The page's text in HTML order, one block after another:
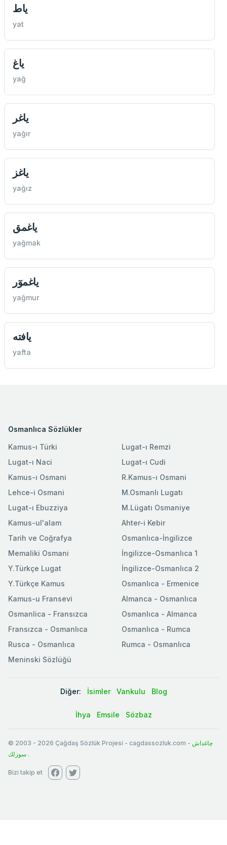
ياط
yat
ياغ
yağ
ياغر
yağır
ياغز
yağız
ياغمق
yağmak
ياغموٓر
yağmur
يافته
yafta
Osmanlıca Sözlükler
Kamus-ı Türki
Lugat-ı Naci
Kamus-ı Osmani
Lehce-i Osmani
Lugat-ı Ebuzziya
Lugat-ı Remzi
Lugat-ı Cudi
R.Kamus-ı Osmani
M.Osmanlı Lugatı
M.Lügatı Osmaniye
Kamus-ul'alam
Tarih ve Coğrafya
Memaliki Osmani
Y.Türkçe Lugat
Y.Türkçe Kamus
Ahter-i Kebir
Osmanlıca-İngilizce
İngilizce-Osmanlıca 1
İngilizce-Osmanlıca 2
Osmanlıca - Ermenice
Kamus-u Fransevi
Osmanlica - Fransızca
Fransızca - Osmanlıca
Rusca - Osmanlıca
Meninski Sözlüğü
Almanca - Osmanlıca
Osmanlıca - Almanca
Osmanlıca - Rumca
Rumca - Osmanlıca
Diğer: İsimler Vankulu Blog
İhya Emsile Sözbaz
© 2003 - 2026 Çağdaş Sözlük Projesi - cagdassozluk.com - چاغداش
سوزلك .
Bizi takip et